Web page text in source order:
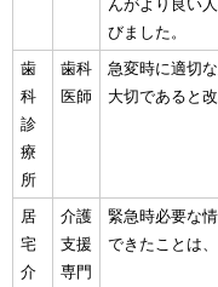
んがより良い
びました。
歯
科
診
療
所
歯科
医師
急変時に適切
大切であると
居
宅
介
介護
支援
専門
緊急時必要な
できたことは